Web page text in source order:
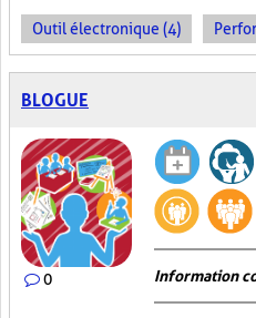
Outil électronique (4)
BLOGUE
0 Information